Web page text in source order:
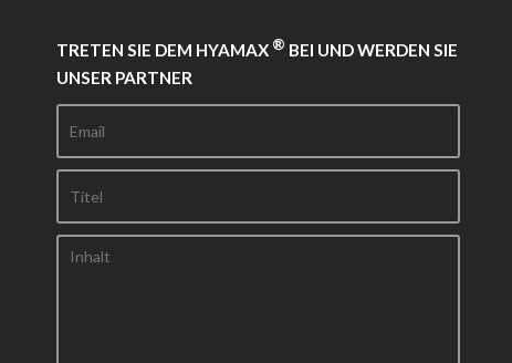
TRETEN SIE DEM HYAMAX ® BEI UND WERDEN SIE
UNSER PARTNER